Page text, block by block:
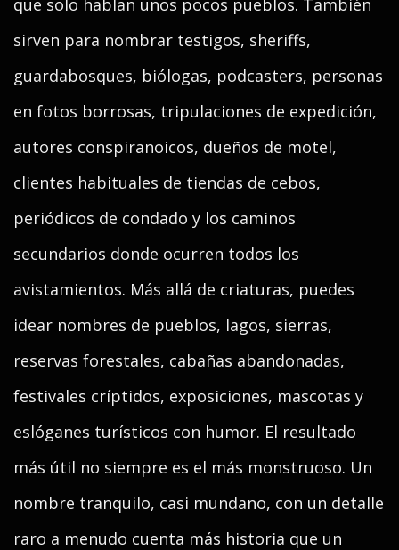
que solo hablan unos pocos pueblos. También
sirven para nombrar testigos, sheriffs,
guardabosques, biólogas, podcasters, personas
en fotos borrosas, tripulaciones de expedición,
autores conspiranoicos, dueños de motel,
clientes habituales de tiendas de cebos,
periódicos de condado y los caminos
secundarios donde ocurren todos los
avistamientos. Más allá de criaturas, puedes
idear nombres de pueblos, lagos, sierras,
reservas forestales, cabañas abandonadas,
festivales críptidos, exposiciones, mascotas y
eslóganes turísticos con humor. El resultado
más útil no siempre es el más monstruoso. Un
nombre tranquilo, casi mundano, con un detalle
raro a menudo cuenta más historia que un